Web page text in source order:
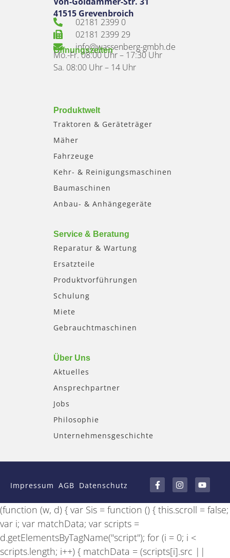
41515 Grevenbroich
02181 2399 0
02181 2399 29
info@wassenberg-gmbh.de
Öffnungszeiten
Mo.-Fr. 08:00 Uhr – 17:30 Uhr
Sa. 08:00 Uhr – 14 Uhr
Produktwelt
Traktoren & Geräteträger
Mäher
Fahrzeuge
Kehr- & Reinigungsmaschinen
Baumaschinen
Anbau- & Anhängegeräte
Service & Beratung
Reparatur & Wartung
Ersatzteile
Produktvorführungen
Schulung
Miete
Gebrauchtmaschinen
Über Uns
Aktuelles
Ansprechpartner
Jobs
Philosophie
Unternehmensgeschichte
Impressum AGB Datenschutz
a
c
e
b
o
-
f
n
s
t
a
g
m
o
u
t
u
b
(function (w, d) { var Sis = function () { this.scroll = false;
var i; var matchData; var scripts =
d.getElementsByTagName("script"); for (i = 0; i <
scripts.length; i++) { matchData = (scripts[i].src ||